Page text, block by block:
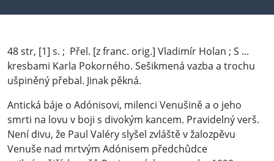
48 str, [1] s. ; Přel. [z franc. orig.] Vladimír Holan ; S ...
kresbami Karla Pokorného. Sešikmená vazba a trochu
ušpiněný přebal. Jinak pěkná.
Antická báje o Adónisovi, milenci Venušině a o jeho
smrti na lovu v boji s divokým kancem. Pravidelný verš.
Není divu, že Paul Valéry slyšel zvláště v žalozpěvu
Venuše nad mrtvým Adónisem předchůdce